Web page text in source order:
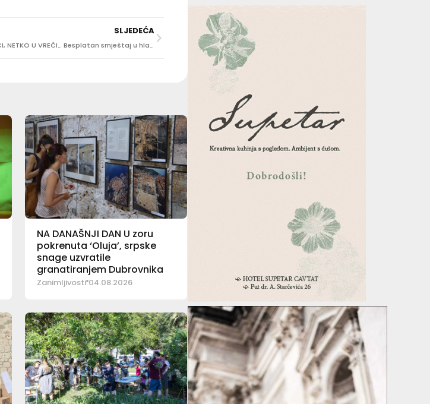
SLJEDEĆA
NETKO U LEŽALJCI, NETKO U VREĆI… Besplatan smještaj u hladovini bora!
NA DANAŠNJI DAN U zoru
pokrenuta ‘Oluja’, srpske
snage uzvratile
granatiranjem Dubrovnika
Zanimljivosti 04.08.2026